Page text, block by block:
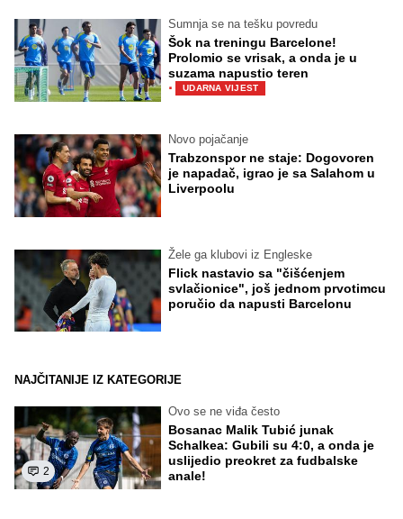
Sumnja se na tešku povredu
Šok na treningu Barcelone!
Prolomio se vrisak, a onda je u
suzama napustio teren
· UDARNA VIJEST
Novo pojačanje
Trabzonspor ne staje: Dogovoren
je napadač, igrao je sa Salahom u
Liverpoolu
Žele ga klubovi iz Engleske
Flick nastavio sa "čišćenjem
svlačionice", još jednom prvotimcu
poručio da napusti Barcelonu
NAJČITANIJE IZ KATEGORIJE
2
Ovo se ne viđa često
Bosanac Malik Tubić junak
Schalkea: Gubili su 4:0, a onda je
uslijedio preokret za fudbalske
anale!